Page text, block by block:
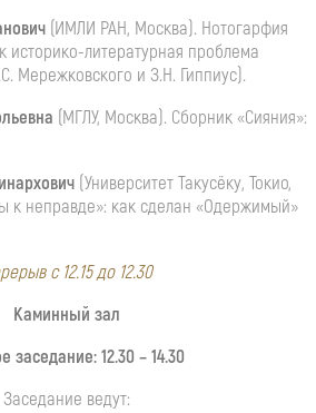
(ИМЛИ РАН, Москва). Нотогарфия
историко-литературная проблема
Мережковского и З.Н. Гиппиус).
(МГЛУ, Москва). Сборник «Сияния»:
(Университет Такусёку, Токио,
к неправде»: как сделан «Одержимый»
с 12.15 до 12.30
Каминный зал
заседание: 12.30 – 14.30
Заседание ведут: